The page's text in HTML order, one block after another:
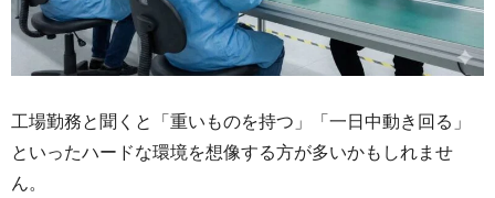
工場勤務と聞くと「重いものを持つ」「一日中動き回る」
といったハードな環境を想像する方が多いかもしれませ
ん。